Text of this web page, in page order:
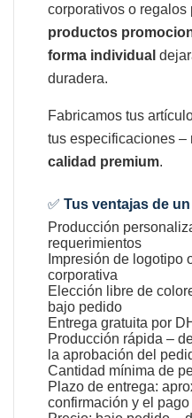
corporativos o regalos
productos
forma individual
duradera.
Fabricamos tus
tus especificaciones –
calidad premium.
✅Tus ventajas de
Producción
requerimientos
Impresión de logotipo
corporativa
Elección libre de
bajo pedido
Entrega gratuita por
Producción rápida –
la aprobación del
Cantidad mínima de
Plazo de entrega:
confirmación y el pago